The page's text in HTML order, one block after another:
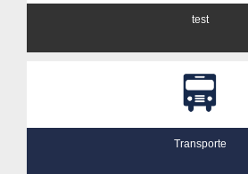
test
Transporte